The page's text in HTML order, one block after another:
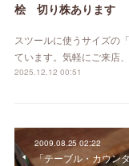
桧 切り株あります
スツールに使うサイズの
ています。気軽にご来店
2025.12.12 00:51
2009.08.25 02:22
「テーブル・カウン